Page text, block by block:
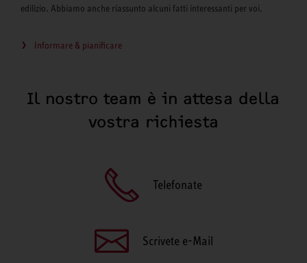
edilizio. Abbiamo anche riassunto alcuni fatti interessanti per voi.
Informare & pianificare
Il nostro team è in attesa della
vostra richiesta
Telefonate
Scrivete e-Mail